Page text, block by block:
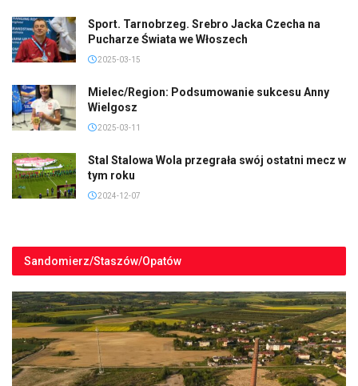
Sport. Tarnobrzeg. Srebro Jacka Czecha na
Pucharze Świata we Włoszech
2025-03-15
Mielec/Region: Podsumowanie sukcesu Anny
Wielgosz
2025-03-11
Stal Stalowa Wola przegrała swój ostatni mecz w
tym roku
2024-12-07
Sandomierz/Staszów/Opatów